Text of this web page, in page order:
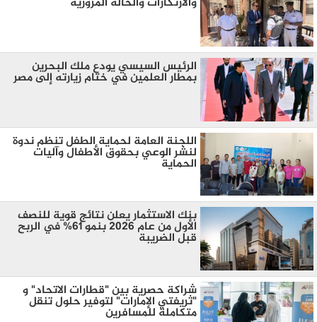
الرئيس السيسي يودع ملك البحرين
بمطار العلمين في ختام زيارته إلى مصر
اللجنة العامة لحماية الطفل تنظم ندوة
لنشر الوعي بحقوق الأطفال وآليات
الحماية
بنك الاستثمار يعلن نتائج قوية للنصف
الأول من عام 2026 بنمو 61% في الربح
قبل الضريبة
شراكة حصرية بين "قطارات الاتحاد" و
"ثريفتي الإمارات" لتوفير حلول تنقل
متكاملة للمسافرين